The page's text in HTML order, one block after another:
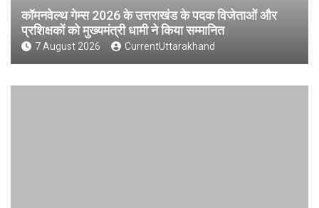
कॉमनवेल्थ गेम्स 2026 के उत्तराखंड के पदक विजेताओं और
प्रशिक्षकों को मुख्यमंत्री धामी ने किया सम्मानित
7 August 2026 CurrentUttarakhand